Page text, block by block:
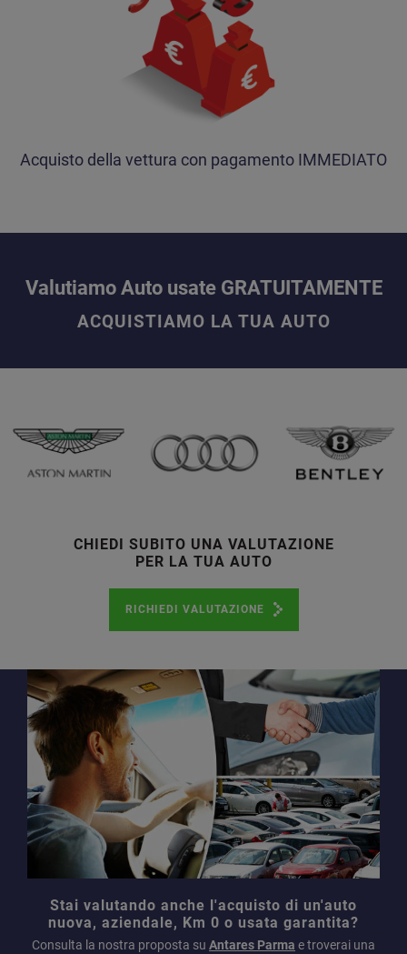
Acquisto della vettura con pagamento IMMEDIATO
Valutiamo Auto usate GRATUITAMENTE
ACQUISTIAMO LA TUA AUTO
CHIEDI SUBITO UNA VALUTAZIONE
PER LA TUA AUTO
RICHIEDI VALUTAZIONE
Stai valutando anche l'acquisto di un'auto
nuova, aziendale, Km 0 o usata garantita?
Consulta la nostra proposta su Antares Parma e troverai una